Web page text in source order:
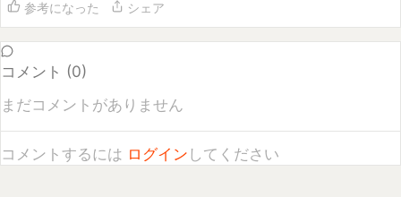
コメント (0
まだコメントがありません